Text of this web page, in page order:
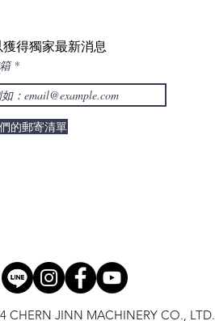
得獨家最新消息
的郵寄清單
CHERN JINN MACHINERY CO., LTD.